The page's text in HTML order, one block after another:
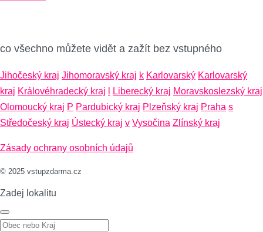
co všechno můžete vidět a zažít bez vstupného
Jihočeský kraj Jihomoravský kraj k Karlovarský Karlovarský
kraj Královéhradecký kraj Liberecký kraj Moravskoslezský kraj
Olomoucký kraj P Pardubický kraj Plzeňský kraj Praha s
Středočeský kraj Ústecký kraj v Vysočina Zlínský kraj
Zásady ochrany osobních údajů
© 2025 vstupzdarma.cz
Zadej lokalitu
Zadej lokalitu